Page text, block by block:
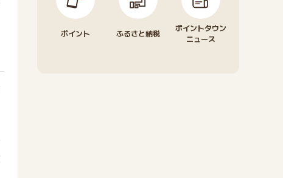
ポイント ふるさと納税
ポイントタウン
ニュース